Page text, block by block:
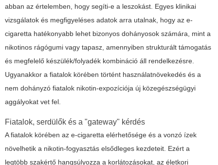
abban az értelemben, hogy segíti-e a leszokást. Egyes klinikai
vizsgálatok és megfigyeléses adatok arra utalnak, hogy az e-
cigaretta hatékonyabb lehet bizonyos dohányosok számára, mint a
nikotinos rágógumi vagy tapasz, amennyiben strukturált támogatás
és megfelelő készülék/folyadék kombináció áll rendelkezésre.
Ugyanakkor a fiatalok körében történt használatnövekedés és a
nem dohányzó fiatalok nikotin-expozíciója új közegészségügyi
aggályokat vet fel.
Fiatalok, serdülők és a "gateway" kérdés
A fiatalok körében az e-cigaretta elérhetősége és a vonzó ízek
növelhetik a nikotin-fogyasztás elsődleges kezdeteit. Ezért a
legtöbb szakértő hangsúlyozza a korlátozásokat, az életkori